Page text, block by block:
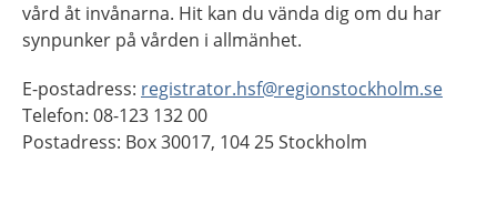
vård åt invånarna. Hit kan du vända dig om du har
synpunker på vården i allmänhet.
E-postadress: registrator.hsf@regionstockholm.se
Telefon: 08-123 132 00
Postadress: Box 30017, 104 25 Stockholm